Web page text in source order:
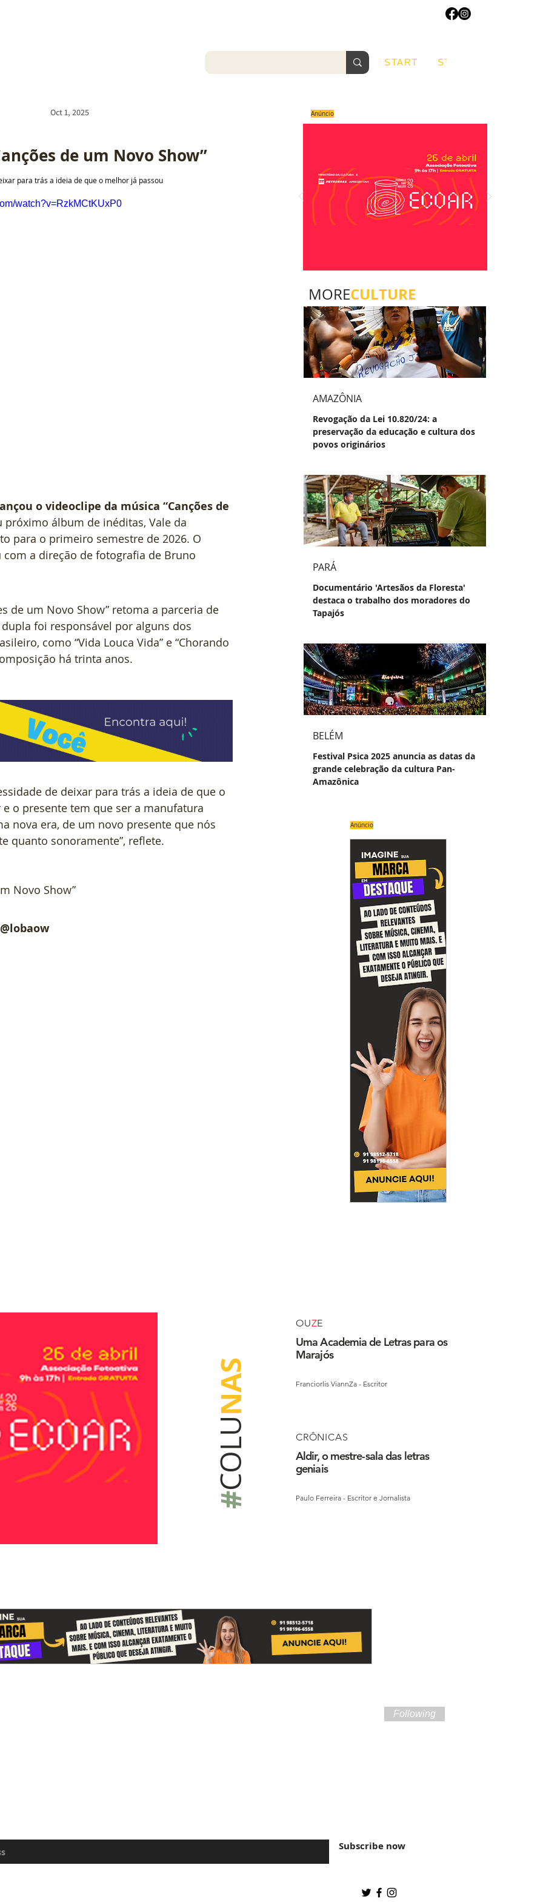
START START
Oct 1, 2025
de um Novo Show”
para trás a ideia de que o melhor já passou
watch?v=RzkMCtKUxP0
o videoclipe da música “Canções de
próximo álbum de inéditas, Vale da
para o primeiro semestre de 2026. O
a direção de fotografia de Bruno
de um Novo Show” retoma a parceria de
foi responsável por alguns dos
como “Vida Louca Vida” e “Chorando
há trinta anos.
de deixar para trás a ideia de que o
o presente tem que ser a manufatura
nova era, de um novo presente que nós
quanto sonoramente”, reflete.
Novo Show”
@lobaow
Anúncio
MORECULTURE
AMAZÔNIA
Revogação da Lei 10.820/24: a
preservação da educação e cultura dos
povos originários
PARÁ
Documentário 'Artesãos da Floresta'
destaca o trabalho dos moradores do
Tapajós
BELÉM
Festival Psica 2025 anuncia as datas da
grande celebração da cultura Pan-
Amazônica
Anúncio
#
COLU
NAS
OUZE
Uma Academia de Letras para os
Marajós
Franciorlis ViannZa - Escritor
CRÔNICAS
Aldir, o mestre-sala das letras
geniais
Paulo Ferreira - Escritor e Jornalista
Following
Subscribe now